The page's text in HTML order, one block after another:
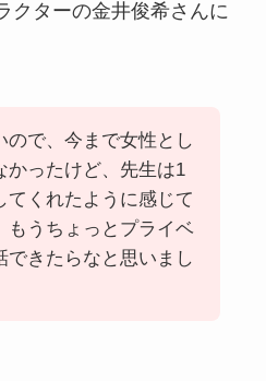
クターの金井俊希さんに
ので、今まで女性とし
かったけど、先生は1
てくれたように感じて
もうちょっとプライベ
できたらなと思いまし